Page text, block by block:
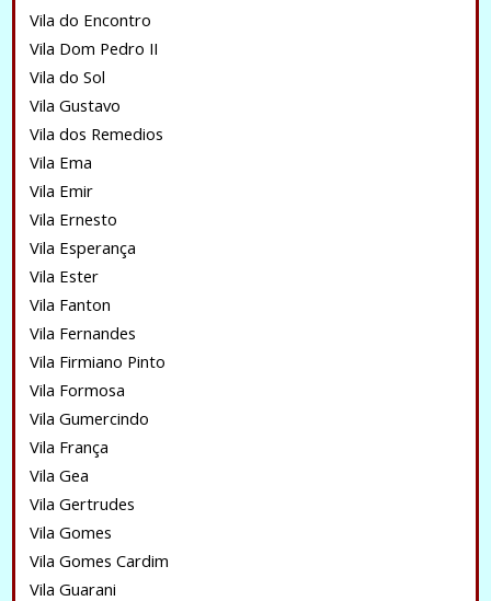
Vila do Encontro
Vila Dom Pedro II
Vila do Sol
Vila Gustavo
Vila dos Remedios
Vila Ema
Vila Emir
Vila Ernesto
Vila Esperança
Vila Ester
Vila Fanton
Vila Fernandes
Vila Firmiano Pinto
Vila Formosa
Vila Gumercindo
Vila França
Vila Gea
Vila Gertrudes
Vila Gomes
Vila Gomes Cardim
Vila Guarani